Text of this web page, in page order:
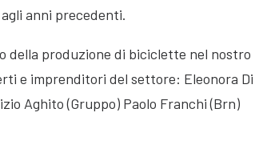
anni precedenti.
della produzione di biciclette nel nostro
e imprenditori del settore: Eleonora Di
Aghito (Gruppo) Paolo Franchi (Brn)